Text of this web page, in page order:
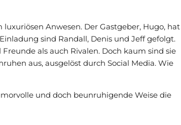
Anwesen. Der Gastgeber, Hugo, hat
sind Randall, Denis und Jeff gefolgt.
als auch Rivalen. Doch kaum sind sie
aus, ausgelöst durch Social Media. Wie
und doch beunruhigende Weise die